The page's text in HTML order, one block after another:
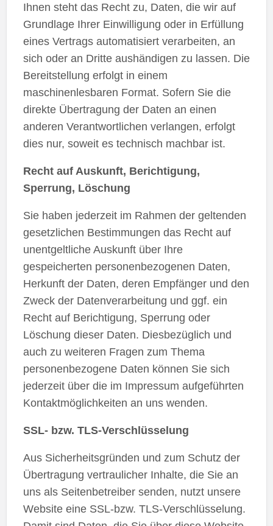
Ihnen steht das Recht zu, Daten, die wir auf
Grundlage Ihrer Einwilligung oder in Erfüllung
eines Vertrags automatisiert verarbeiten, an
sich oder an Dritte aushändigen zu lassen. Die
Bereitstellung erfolgt in einem
maschinenlesbaren Format. Sofern Sie die
direkte Übertragung der Daten an einen
anderen Verantwortlichen verlangen, erfolgt
dies nur, soweit es technisch machbar ist.
Recht auf Auskunft, Berichtigung,
Sperrung, Löschung
Sie haben jederzeit im Rahmen der geltenden
gesetzlichen Bestimmungen das Recht auf
unentgeltliche Auskunft über Ihre
gespeicherten personenbezogenen Daten,
Herkunft der Daten, deren Empfänger und den
Zweck der Datenverarbeitung und ggf. ein
Recht auf Berichtigung, Sperrung oder
Löschung dieser Daten. Diesbezüglich und
auch zu weiteren Fragen zum Thema
personenbezogene Daten können Sie sich
jederzeit über die im Impressum aufgeführten
Kontaktmöglichkeiten an uns wenden.
SSL- bzw. TLS-Verschlüsselung
Aus Sicherheitsgründen und zum Schutz der
Übertragung vertraulicher Inhalte, die Sie an
uns als Seitenbetreiber senden, nutzt unsere
Website eine SSL-bzw. TLS-Verschlüsselung.